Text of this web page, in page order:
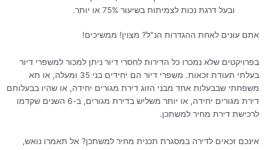
ובעל דרגת נכות לצמיתות בשיעור 75% או יותר.
אתם עונים לאחת ההגדרות הנ"ל? מצוין! ממשיכים!
בפרויקטים שלא נמכרו כל הדירות לחסרי דיור ניתן למכור למשפרי דיור
בעלתי תעודת זכאות. משפרי דיור הם יחידים בני 35 ומעלה, או תא
משפחתי שבבעלות אחד מבני הזוג דירת מגורים יחידה, או שהיו בבעלותם
דירת מגורים יחידה, או יותר משליש בדירת מגורים, ב-6 השנים שקדמו
לרכישת דירת מחיר למשתכן.
אינכם זכאים לדירה במסגרת תכנית מחיר למשתכן? אל תאמרו נואש,